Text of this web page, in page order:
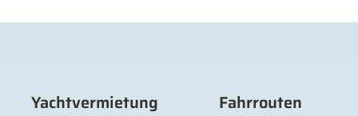
Yachtvermietung Fahrrouten